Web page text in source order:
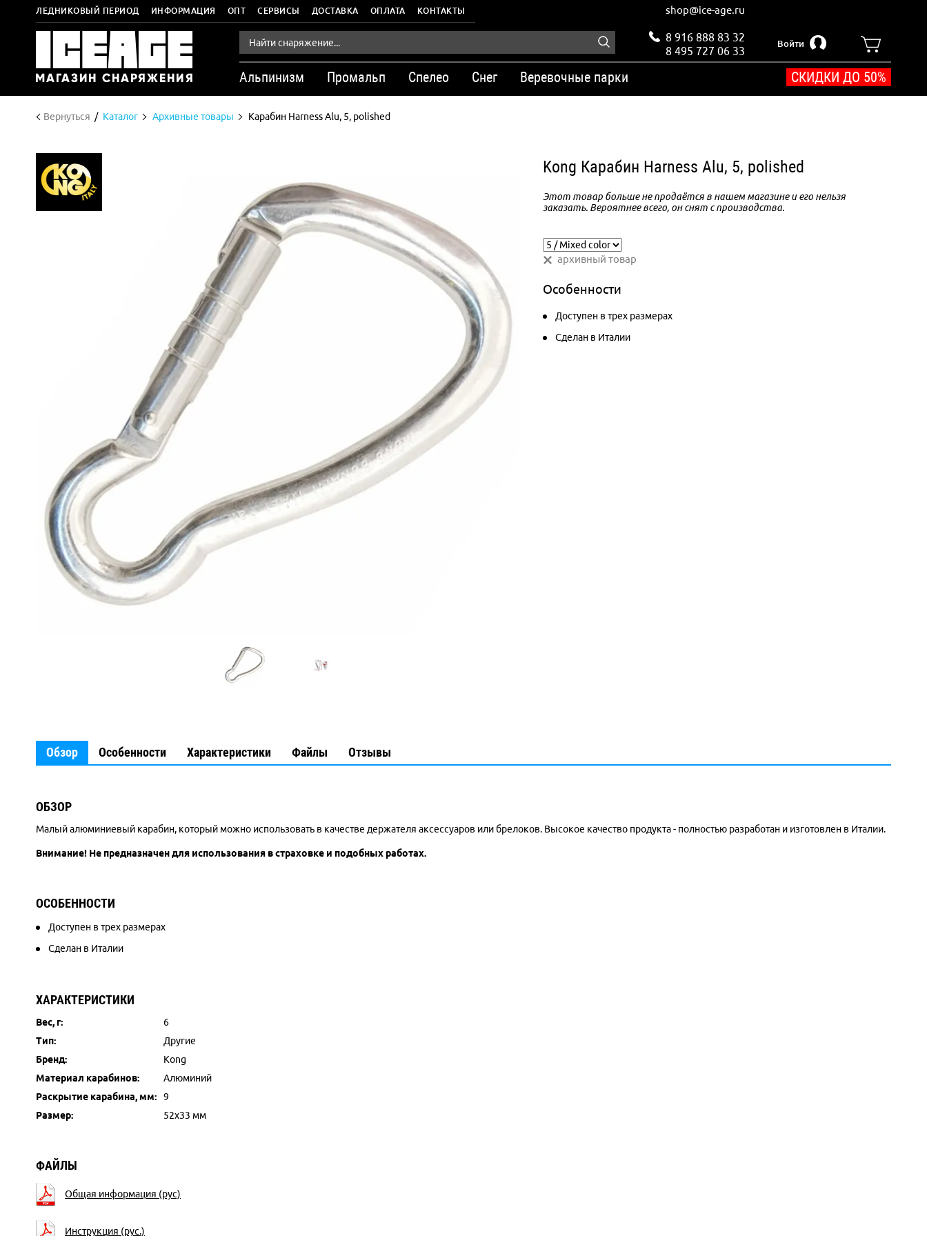
ЛЕДНИКОВЫЙ ПЕРИОД ИНФОРМАЦИЯ ОПТ СЕРВИСЫ ДОСТАВКА ОПЛАТА КОНТАКТЫ shop@ice-age.ru
8 916 888 83 32
8 495 727 06 33
Войти
Альпинизм Промальп Спелео Снег Веревочные парки СКИДКИ ДО 50%
Вернуться Каталог Архивные товары Карабин Harness Alu, 5, polished
Kong Карабин Harness Alu, 5, polished
Этот товар больше не продаётся в нашем магазине и его нельзя
заказать. Вероятнее всего, он снят с производства.
архивный товар
Особенности
Доступен в трех размерах
Сделан в Италии
Обзор Особенности Характеристики Файлы Отзывы
ОБЗОР
Малый алюминиевый карабин, который можно использовать в качестве держателя аксессуаров или брелоков. Высокое качество продукта - полностью разработан и изготовлен в Италии.
Внимание! Не предназначен для использования в страховке и подобных работах.
ОСОБЕННОСТИ
Доступен в трех размерах
Сделан в Италии
ХАРАКТЕРИСТИКИ
Вес, г:
6
Тип:
Другие
Бренд:
Kong
Материал карабинов:
Алюминий
Раскрытие карабина, мм:
9
Размер:
52х33 мм
ФАЙЛЫ
Общая информация (рус)
Инструкция (рус.)